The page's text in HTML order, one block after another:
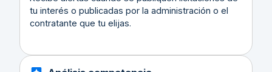
tu interés o publicadas por la administración o el
contratante que tu elijas.